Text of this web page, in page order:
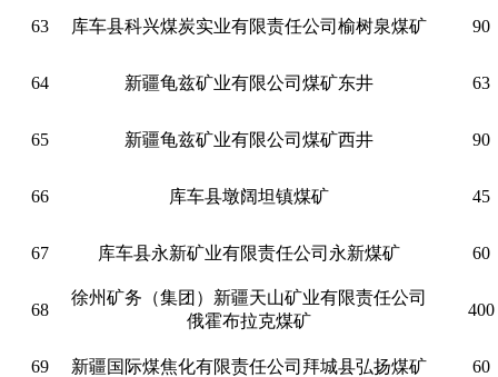
63 库车县科兴煤炭实业有限责任公司榆树泉煤矿 90
64 新疆龟兹矿业有限公司煤矿东井 63
65 新疆龟兹矿业有限公司煤矿西井 90
66 库车县墩阔坦镇煤矿 45
67 库车县永新矿业有限责任公司永新煤矿 60
68
徐州矿务（集团）新疆天山矿业有限责任公司
俄霍布拉克煤矿
400
69 新疆国际煤焦化有限责任公司拜城县弘扬煤矿 60